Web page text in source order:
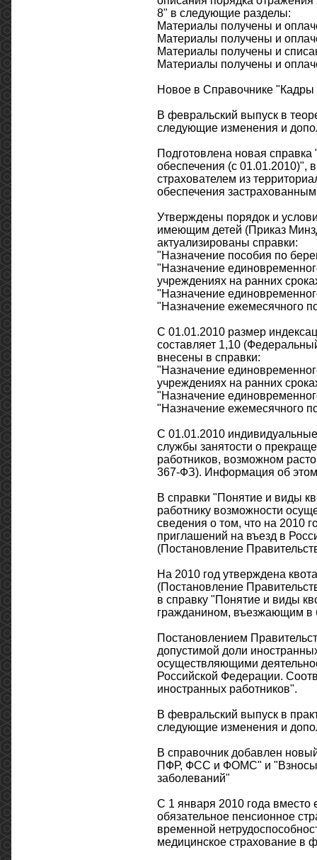
8" в следующие разделы:
Материалы получены и
Материалы получены и
Материалы получены и
Материалы получены и
Новое в Справочнике "Кадры
В февральский выпуск в
следующие изменения и
Подготовлена новая
обеспечения (с 01.01.2010)",
страхователем из
обеспечения
Утверждены порядок и
имеющим детей (Приказ
актуализированы справки:
"Назначение пособия по
"Назначение
учреждениях на ранних
"Назначение
"Назначение ежемесячного
С 01.01.2010 размер
составляет 1,10
внесены в справки:
"Назначение
учреждениях на ранних
"Назначение
"Назначение ежемесячного
C 01.01.2010
службы занятости о
работников, возможном
367-ФЗ). Информация об этом
В справки "Понятие и виды
работнику возможности
сведения о том, что на 2010
приглашений на въезд в
(Постановление
На 2010 год утверждена
(Постановление
в справку "Понятие и виды
гражданином, въезжающим в
Постановлением
допустимой доли
осуществляющими
Российской Федерации.
иностранных работников".
В февральский выпуск в
следующие изменения и
В справочник добавлен
ПФР, ФСС и ФОМС" и "Взносы
заболеваний"
С 1 января 2010 года вместо
обязательное пенсионное
временной
медицинское страхование